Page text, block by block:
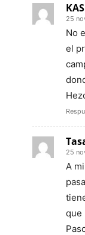
25
No
el
25
A
que